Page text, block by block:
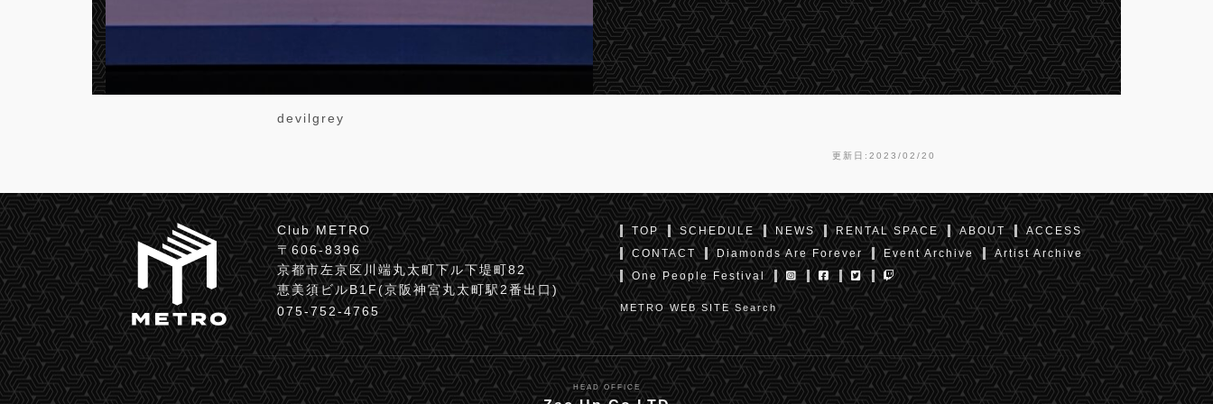
devilgrey
更新日:2023/02/20
Club METRO
〒606-8396
京都市左京区川端丸太町下ル下堤町82
恵美須ビルB1F(京阪神宮丸太町駅2番出口)
075-752-4765
TOP SCHEDULE NEWS RENTAL SPACE ABOUT
ACCESS
CONTACT
Diamonds Are Forever Event Archive
Artist Archive
One People Festival
METRO WEB SITE Search
HEAD OFFICE